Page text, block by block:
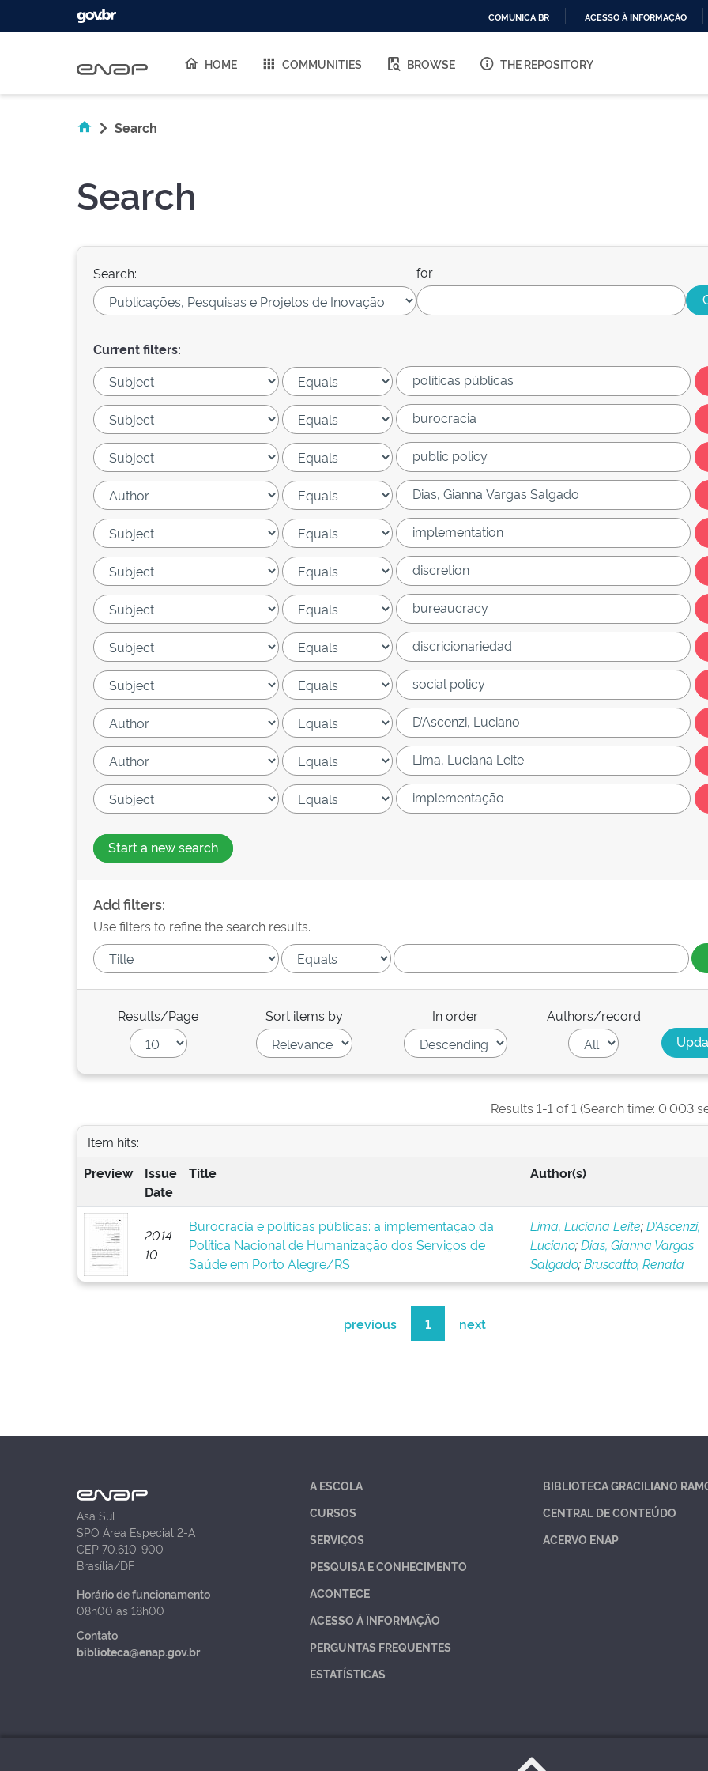
O
COMUNICA BR ACESSO À INFORMAÇÃO
HOME COMMUNITIES BROWSE THE REPOSITORY
Search
Search
Search: for
Current filters:
Start a new search
Add filters:
Use filters to refine the search results.
Results/Page Sort items by In order Authors/record
Results 1-1 of 1 (Search time: 0.003
Item hits:
Preview
Issue
Date
Title Author(s)
2014-
10
Burocracia e políticas públicas: a implementação da
Política Nacional de Humanização dos Serviços de
Saúde em Porto Alegre/RS
Lima, Luciana Leite;D’Ascenzi,
Luciano;Dias, Gianna Vargas
Salgado;Bruscatto, Renata
previous 1 next
Asa Sul
SPO Área Especial 2-A
CEP 70.610-900
Brasília/DF
Horário de funcionamento
08h00 às 18h00
Contato
biblioteca@enap.gov.br
A ESCOLA
CURSOS
SERVIÇOS
PESQUISA E CONHECIMENTO
ACONTECE
ACESSO À INFORMAÇÃO
PERGUNTAS FREQUENTES
ESTATÍSTICAS
BIBLIOTECA GRACILIANO
CENTRAL DE CONTEÚDO
ACERVO ENAP